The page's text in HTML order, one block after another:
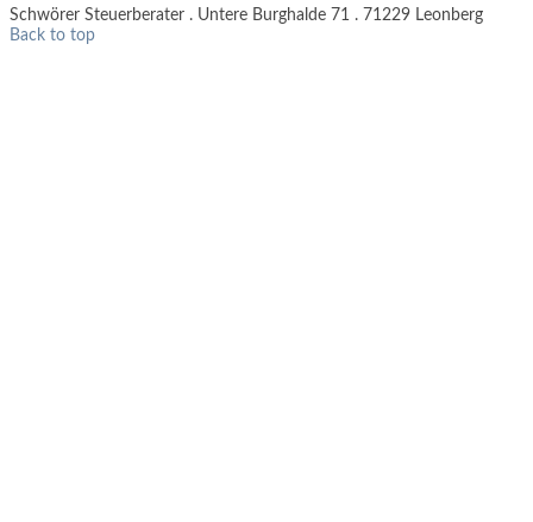
Schwörer Steuerberater . Untere Burghalde 71 . 71229 Leonberg
Back to top